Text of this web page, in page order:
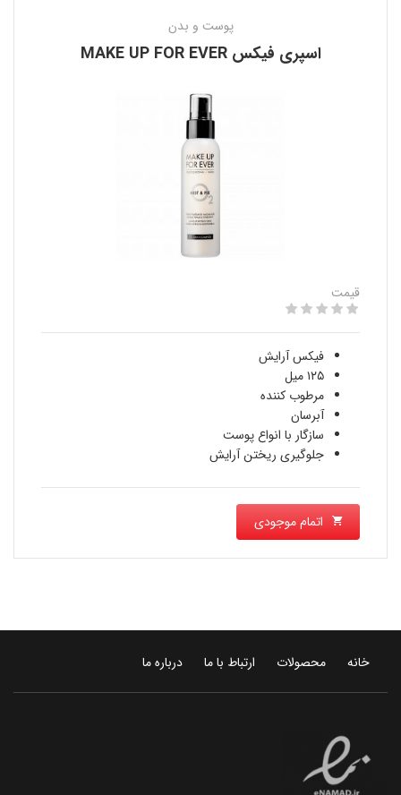
پوست و بدن
اسپری فيكس MAKE UP FOR EVER
قیمت
فیکس آرایش
١٢٥ ميل
مرطوب كننده
آبرسان
سازگار با انواع پوست
جلوگیری ریختن آرایش
اتمام موجودی
خانه محصولات ارتباط با ما درباره ما